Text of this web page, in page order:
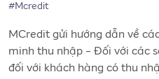
#Mcredit
MCredit gửi hướng dẫn về
minh thu nhập - Đối với các
đối với khách hàng có thu